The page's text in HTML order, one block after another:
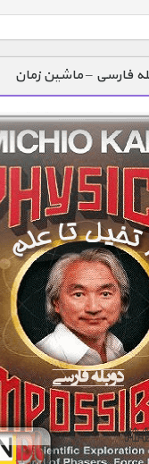
زیست
فارسی – ماشین زمان